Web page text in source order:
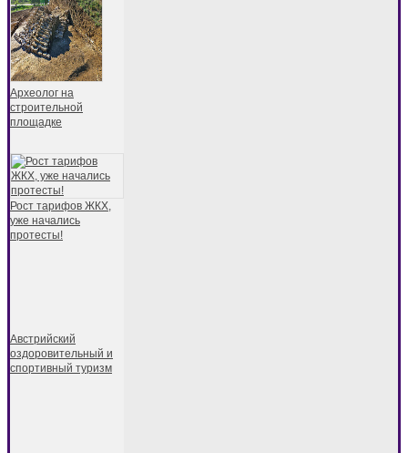
Археолог на
строительной
площадке
Рост тарифов ЖКХ,
уже начались
протесты!
Австрийский
оздоровительный и
спортивный туризм